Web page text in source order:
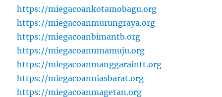
https://miegacoankotamobagu.org
https://miegacoanmurungraya.org
https://miegacoanbimantb.org
https://miegacoannmamuju.org
https://miegacoanmanggaraintt.org
https://miegacoanniasbarat.org
https://miegacoanmagetan.org